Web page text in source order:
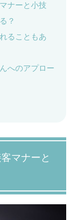
ナーと小技
？
ることもあ
へのアプロー
マナーと